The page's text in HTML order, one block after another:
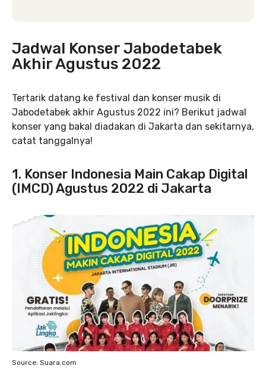
Jadwal Konser Jabodetabek
Akhir Agustus 2022
Tertarik datang ke festival dan konser musik di
Jabodetabek akhir Agustus 2022 ini? Berikut jadwal
konser yang bakal diadakan di Jakarta dan sekitarnya,
catat tanggalnya!
1. Konser Indonesia Main Cakap Digital
(IMCD) Agustus 2022 di Jakarta
Source: Suara.com